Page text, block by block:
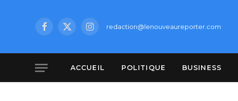
Facebook
X
Instagramredaction@lenouveaureporter.com
ACCUEIL POLITIQUE BUSINESS